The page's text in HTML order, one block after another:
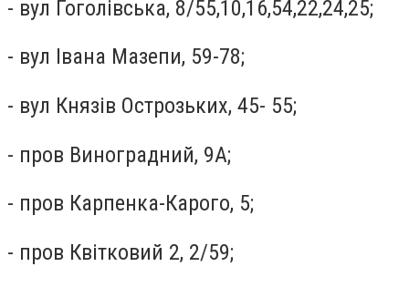
- вул Гоголівська, 8/55,10,16,54,22,24,25;
- вул Івана Мазепи, 59-78;
- вул Князів Острозьких, 45- 55;
- пров Виноградний, 9А;
- пров Карпенка-Карого, 5;
- пров Квітковий 2, 2/59;